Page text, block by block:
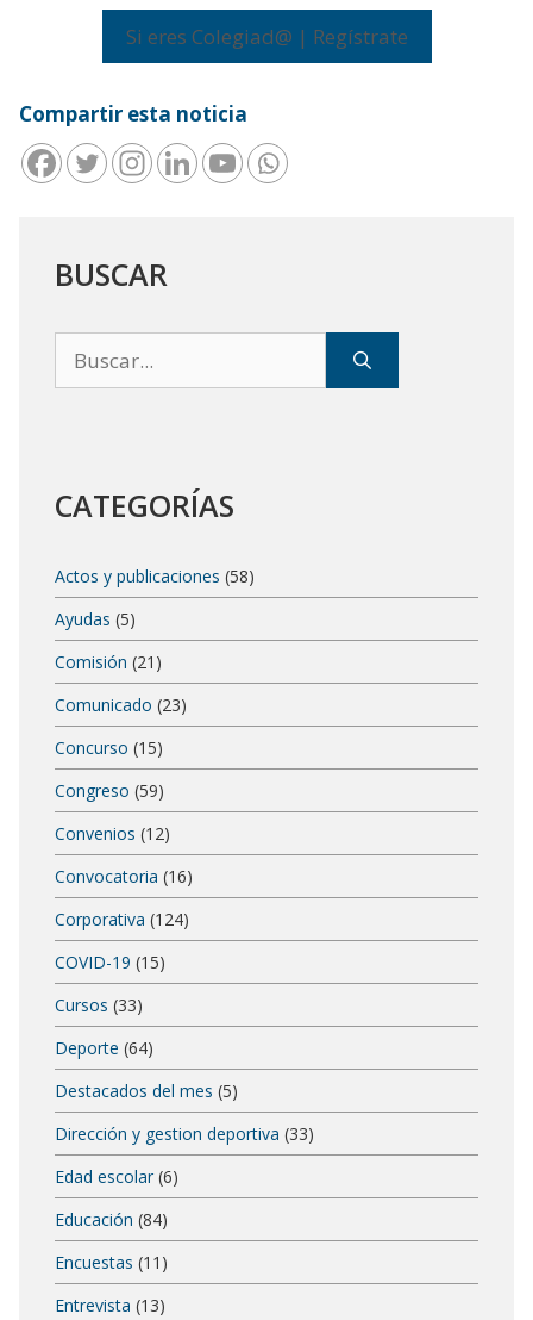
Si eres Colegiad@ | Regístrate
Compartir esta noticia
BUSCAR
CATEGORÍAS
Actos y publicaciones (58)
Ayudas (5)
Comisión (21)
Comunicado (23)
Concurso (15)
Congreso (59)
Convenios (12)
Convocatoria (16)
Corporativa (124)
COVID-19 (15)
Cursos (33)
Deporte (64)
Destacados del mes (5)
Dirección y gestion deportiva (33)
Edad escolar (6)
Educación (84)
Encuestas (11)
Entrevista (13)